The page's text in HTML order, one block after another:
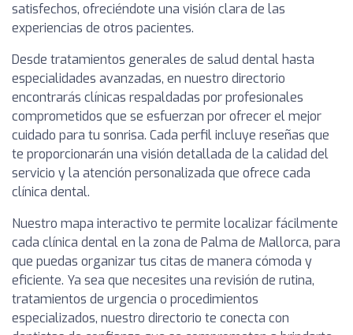
satisfechos, ofreciéndote una visión clara de las
experiencias de otros pacientes.
Desde tratamientos generales de salud dental hasta
especialidades avanzadas, en nuestro directorio
encontrarás clínicas respaldadas por profesionales
comprometidos que se esfuerzan por ofrecer el mejor
cuidado para tu sonrisa. Cada perfil incluye reseñas que
te proporcionarán una visión detallada de la calidad del
servicio y la atención personalizada que ofrece cada
clínica dental.
Nuestro mapa interactivo te permite localizar fácilmente
cada clínica dental en la zona de Palma de Mallorca, para
que puedas organizar tus citas de manera cómoda y
eficiente. Ya sea que necesites una revisión de rutina,
tratamientos de urgencia o procedimientos
especializados, nuestro directorio te conecta con